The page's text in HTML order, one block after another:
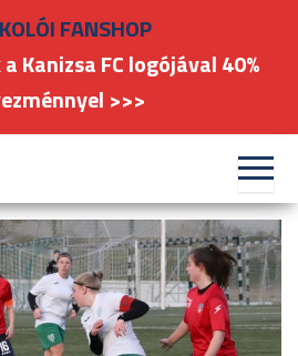
FC
#kanizsafoci
FANSHOP
Kanizsa FC logójával 40%
>>>